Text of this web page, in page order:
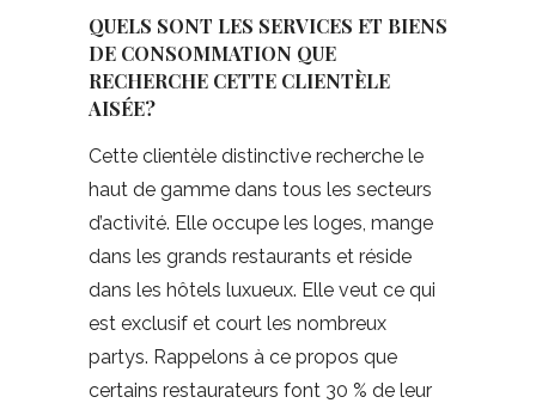
QUELS SONT LES SERVICES ET BIENS
DE CONSOMMATION QUE
RECHERCHE CETTE CLIENTÈLE
AISÉE?
Cette clientèle distinctive recherche le
haut de gamme dans tous les secteurs
d’activité. Elle occupe les loges, mange
dans les grands restaurants et réside
dans les hôtels luxueux. Elle veut ce qui
est exclusif et court les nombreux
partys. Rappelons à ce propos que
certains restaurateurs font 30 % de leur